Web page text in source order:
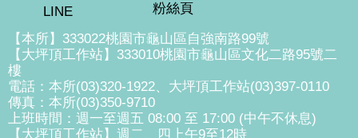
LINE
粉絲頁
【本所】333022桃園市龜山區自強南路99號
【大坪頂工作站】333010桃園市龜山區文化二路95號二
樓
電話：本所(03)320-1922、大坪頂工作站(03)397-0110
傳真：本所(03)350-9710
上班時間：週一至週五 08:00 至 17:00 (中午不休息)
【大坪頂工作站】週二、四上午9至12時